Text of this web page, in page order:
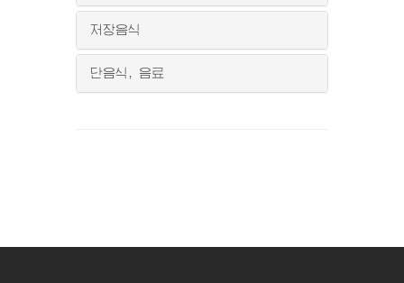
저장음식
단음식, 음료